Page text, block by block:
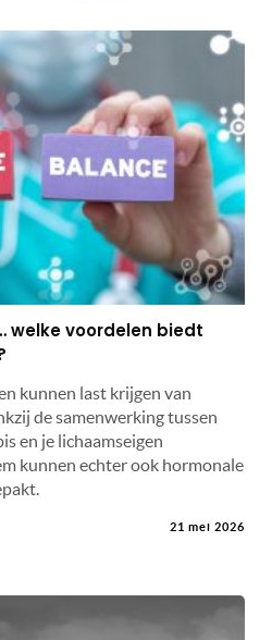
welke voordelen biedt
kunnen last krijgen van
de samenwerking tussen
en je lichaamseigen
kunnen echter ook hormonale
21 mei 2026